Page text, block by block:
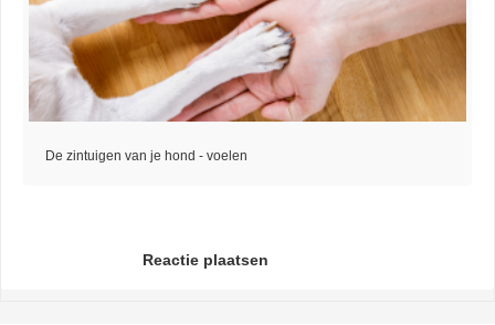
De zintuigen van je hond - voelen
Reactie plaatsen